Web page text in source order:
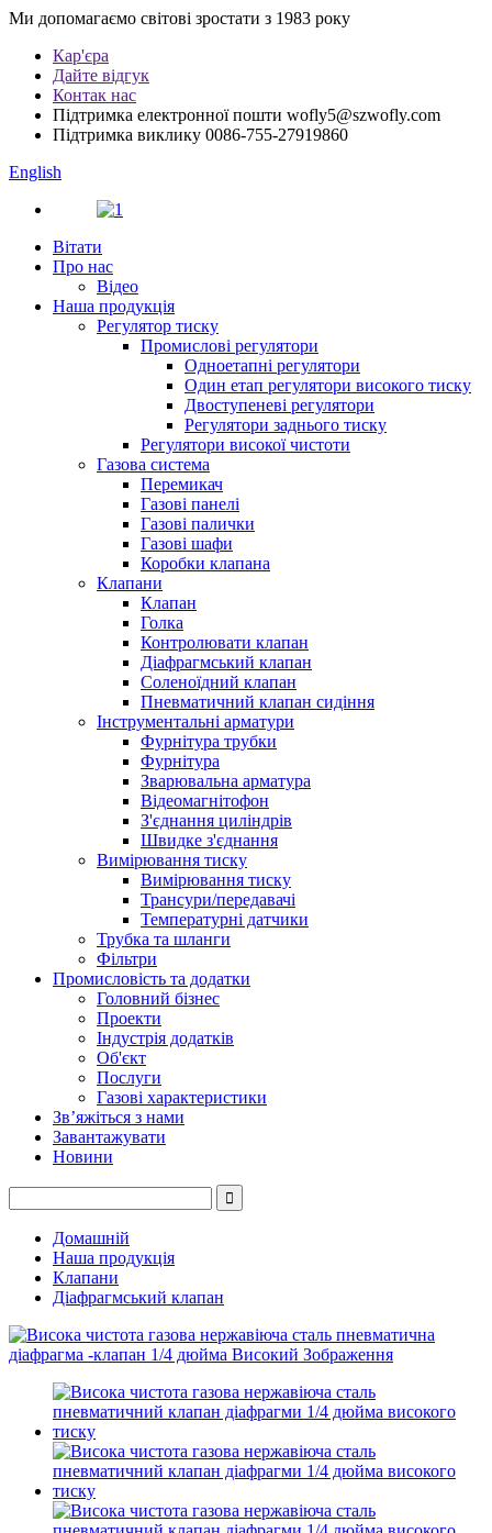
Ми допомагаємо світові зростати з 1983 року
Кар'єра
Дайте відгук
Контак нас
Підтримка електронної пошти wofly5@szwofly.com
Підтримка виклику 0086-755-27919860
English
Вітати
Про нас
Відео
Наша продукція
Регулятор тиску
Промислові регулятори
Одноетапні регулятори
Один етап регулятори високого тиску
Двоступеневі регулятори
Регулятори заднього тиску
Регулятори високої чистоти
Газова система
Перемикач
Газові панелі
Газові палички
Газові шафи
Коробки клапана
Клапани
Клапан
Голка
Контролювати клапан
Діафрагмський клапан
Соленоїдний клапан
Пневматичний клапан сидіння
Інструментальні арматури
Фурнітура трубки
Фурнітура
Зварювальна арматура
Відеомагнітофон
З'єднання циліндрів
Швидке з'єднання
Вимірювання тиску
Вимірювання тиску
Трансури/передавачі
Температурні датчики
Трубка та шланги
Фільтри
Промисловість та додатки
Головний бізнес
Проекти
Індустрія додатків
Об'єкт
Послуги
Газові характеристики
Зв’яжіться з нами
Завантажувати
Новини
Домашній
Наша продукція
Клапани
Діафрагмський клапан